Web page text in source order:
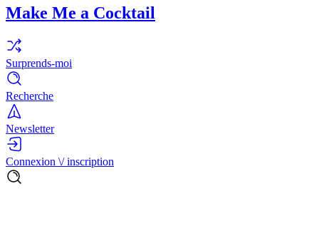
Make Me a Cocktail
Surprends-moi
Recherche
Newsletter
Connexion \/ inscription